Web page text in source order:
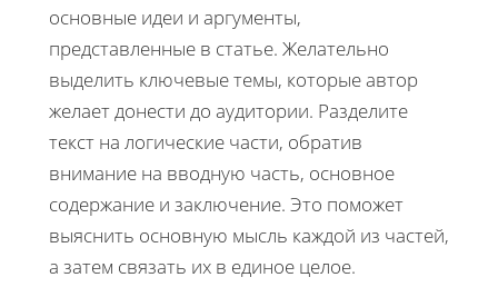
основные идеи и аргументы,
представленные в статье. Желательно
выделить ключевые темы, которые автор
желает донести до аудитории. Разделите
текст на логические части, обратив
внимание на вводную часть, основное
содержание и заключение. Это поможет
выяснить основную мысль каждой из частей,
а затем связать их в единое целое.